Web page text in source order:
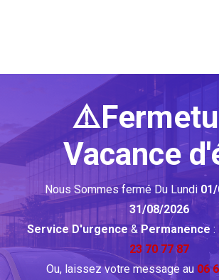
Vacance
Nous Sommes fermé Du Lundi
31/08/2026
Service D'urgence&Permanence :
23 70 77 87
Ou, laissez votre message au 06